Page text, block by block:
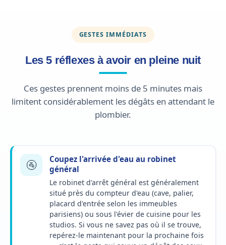
GESTES IMMÉDIATS
Les 5 réflexes à avoir en pleine nuit
Ces gestes prennent moins de 5 minutes mais
limitent considérablement les dégâts en attendant le
plombier.
🚰
Coupez l'arrivée d'eau au robinet
général
Le robinet d'arrêt général est généralement
situé près du compteur d'eau (cave, palier,
placard d'entrée selon les immeubles
parisiens) ou sous l'évier de cuisine pour les
studios. Si vous ne savez pas où il se trouve,
repérez-le maintenant pour la prochaine fois